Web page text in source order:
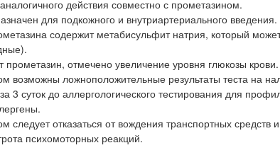
действия совместно с прометазином.
для подкожного и внутриартериального введения.
содержит метабисульфит натрия, который
отмечено увеличение уровня глюкозы крови.
возможны ложноположительные результаты теста на
3 суток до аллергологического тестирования для
следует отказаться от вождения транспортных
психомоторных реакций.